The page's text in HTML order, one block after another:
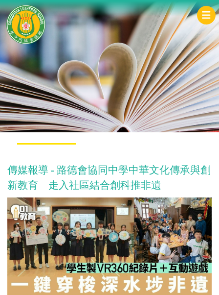
傳媒報導 - 路德會協同中學中華文化傳承與創
新教育 走入社區結合創科推非遺